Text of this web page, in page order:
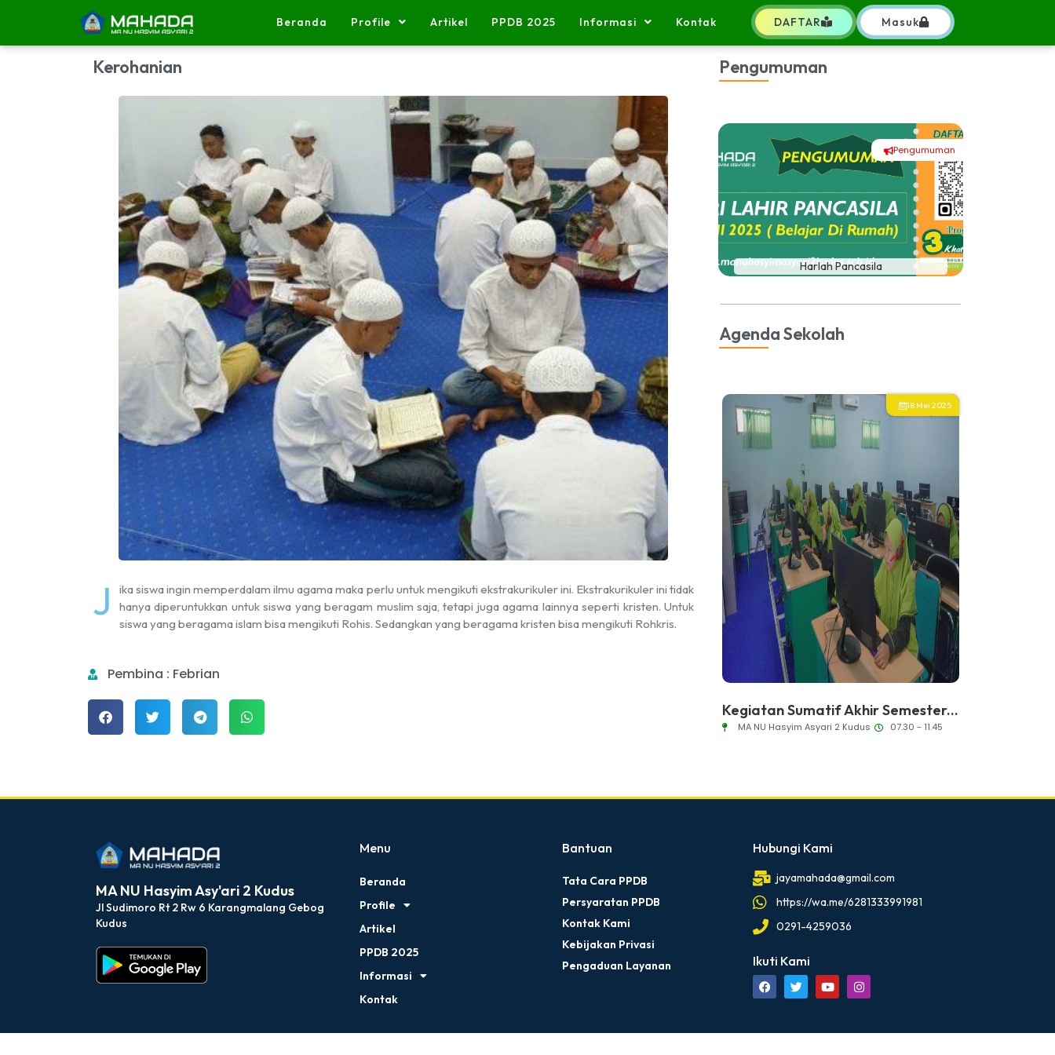
Beranda Profile Artikel PPDB 2025 Informasi Kontak DAFTAR Masuk
Kerohanian
J
ika siswa ingin memperdalam ilmu agama maka perlu untuk mengikuti ekstrakurikuler ini. Ekstrakurikuler ini tidak
hanya diperuntukkan untuk siswa yang beragam muslim saja, tetapi juga agama lainnya seperti kristen. Untuk
siswa yang beragama islam bisa mengikuti Rohis. Sedangkan yang beragama kristen bisa mengikuti Rohkris.
Pembina : Febrian
Pengumuman
Pengumuman
PPDBM
Pengumuman
Acara Do'a Arofah
Pengumuman
#
Harlah Pancasila
Agenda Sekolah
11 - 12 Juni 2025
Latihan Dasar Kepemimpinan
(LDK...
15 Juni 2025 18 Mei 2025
Kegiatan Sumatif Akhir Semester...
MA NU Hasyim Asyari 2 Kudus 07.30 - 11.45
MA NU Hasyim Asy'ari 2 Kudus
Jl Sudimoro Rt 2 Rw 6 Karangmalang Gebog
Kudus
Menu
Beranda
Profile
Artikel
PPDB 2025
Informasi
Kontak
Bantuan
Tata Cara PPDB
Persyaratan PPDB
Kontak Kami
Kebijakan Privasi
Pengaduan Layanan
Hubungi Kami
jayamahada@gmail.com
https://wa.me/6281333991981
0291-4259036
Ikuti Kami